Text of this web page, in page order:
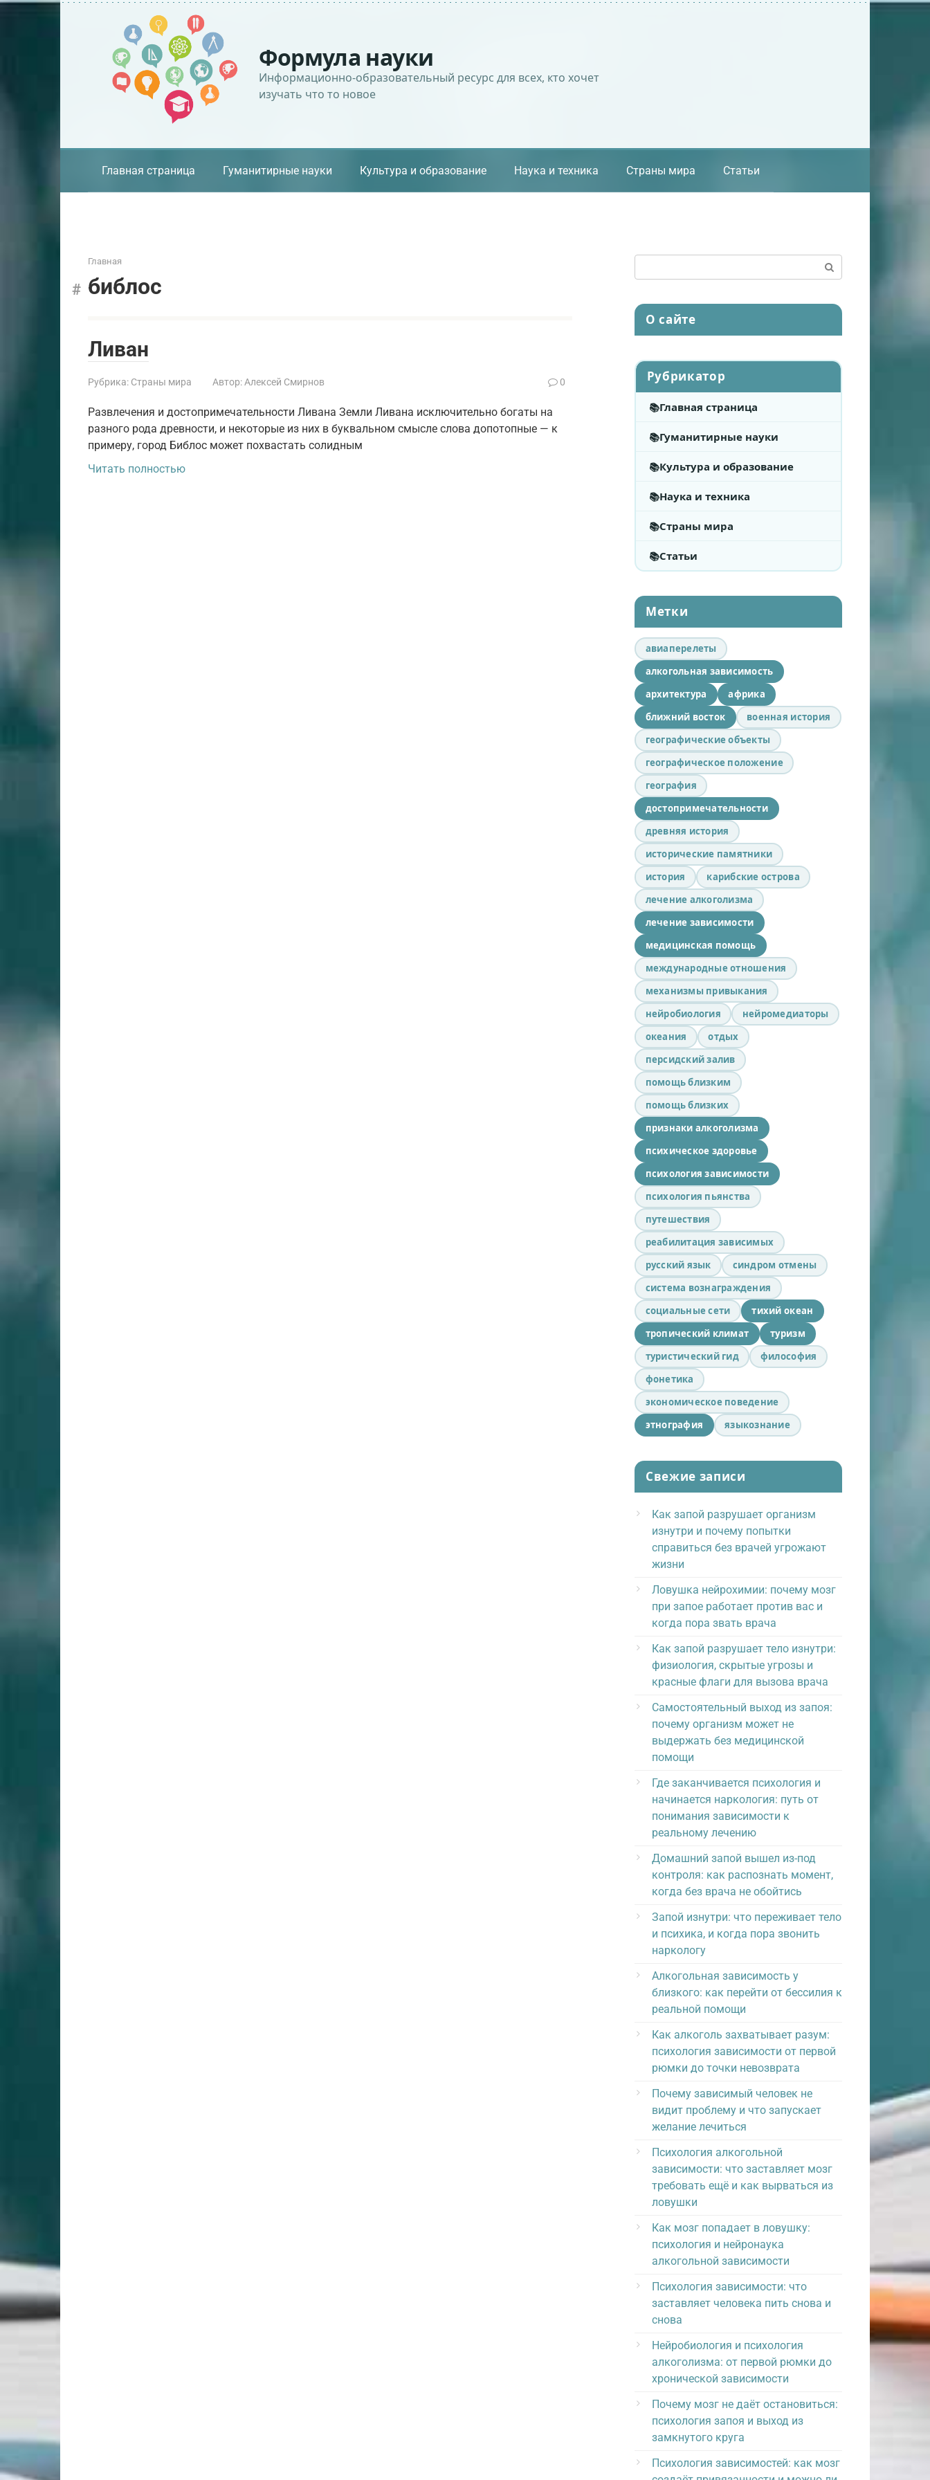
Перейти
Формула науки
Информационно-образовательный ресурс для всех, кто хочет
изучать что то новое
Главная страница Гуманитирные науки Культура и образование Наука и техника Страны мира Статьи
Главная
библос
Ливан
Рубрика: Страны мира Автор: Алексей Смирнов 0
Развлечения и достопримечательности Ливана Земли Ливана исключительно богаты на
разного рода древности, и некоторые из них в буквальном смысле слова допотопные — к
примеру, город Библос может похвастать солидным
Читать полностью
О сайте
Рубрикатор
Главная страница
Гуманитирные науки
Культура и образование
Наука и техника
Страны мира
Статьи
Метки
авиаперелеты
алкогольная зависимость
архитектура
африка
ближний восток
военная история
географические объекты
географическое положение
география
достопримечательности
древняя история
исторические памятники
история
карибские острова
лечение алкоголизма
лечение зависимости
медицинская помощь
международные отношения
механизмы привыкания
нейробиология
нейромедиаторы
океания
отдых
персидский залив
помощь близким
помощь близких
признаки алкоголизма
психическое здоровье
психология зависимости
психология пьянства
путешествия
реабилитация зависимых
русский язык
синдром отмены
система вознаграждения
социальные сети
тихий океан
тропический климат
туризм
туристический гид
философия
фонетика
экономическое поведение
этнография
языкознание
Свежие записи
Как запой разрушает организм
изнутри и почему попытки
справиться без врачей угрожают
жизни
Ловушка нейрохимии: почему мозг
при запое работает против вас и
когда пора звать врача
Как запой разрушает тело изнутри:
физиология, скрытые угрозы и
красные флаги для вызова врача
Самостоятельный выход из запоя:
почему организм может не
выдержать без медицинской
помощи
Где заканчивается психология и
начинается наркология: путь от
понимания зависимости к
реальному лечению
Домашний запой вышел из-под
контроля: как распознать момент,
когда без врача не обойтись
Запой изнутри: что переживает тело
и психика, и когда пора звонить
наркологу
Алкогольная зависимость у
близкого: как перейти от бессилия к
реальной помощи
Как алкоголь захватывает разум:
психология зависимости от первой
рюмки до точки невозврата
Почему зависимый человек не
видит проблему и что запускает
желание лечиться
Психология алкогольной
зависимости: что заставляет мозг
требовать ещё и как вырваться из
ловушки
Как мозг попадает в ловушку:
психология и нейронаука
алкогольной зависимости
Психология зависимости: что
заставляет человека пить снова и
снова
Нейробиология и психология
алкоголизма: от первой рюмки до
хронической зависимости
Почему мозг не даёт остановиться:
психология запоя и выход из
замкнутого круга
Психология зависимостей: как мозг